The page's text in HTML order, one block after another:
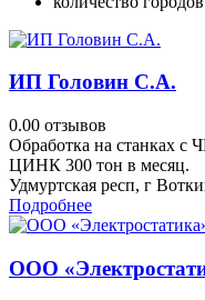
ИП Головин С.А.
0.00 отзывов
Обработка на станках с
ЦИНК 300 тон в месяц.
Удмуртская респ, г
Подробнее
ООО